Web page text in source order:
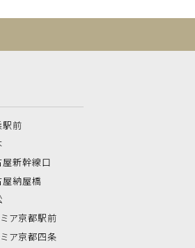
駅前
屋新幹線口
納屋橋
ア京都駅前
ア京都四条